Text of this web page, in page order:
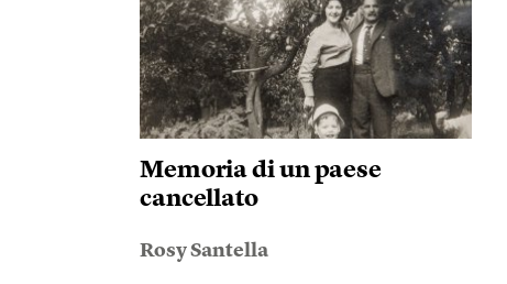
Memoria di un paese
cancellato
Rosy Santella